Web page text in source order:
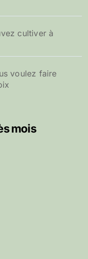
cultiver à
voulez faire
mois